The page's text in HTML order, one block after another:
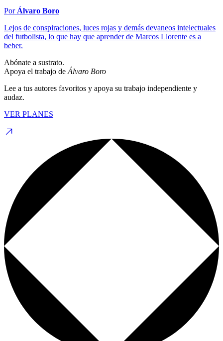
Por Álvaro Boro
Lejos de conspiraciones, luces rojas y demás devaneos intelectuales
del futbolista, lo que hay que aprender de Marcos Llorente es a
beber.
Abónate a sustrato.
Apoya el trabajo de Álvaro Boro
Lee a tus autores favoritos y apoya su trabajo independiente y
audaz.
VER PLANES